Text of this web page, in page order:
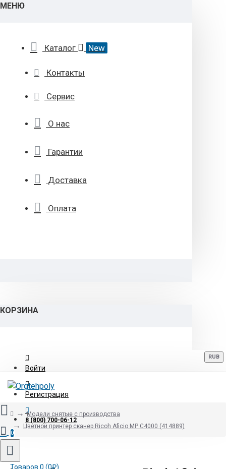
МЕНЮ
Каталог New
Контакты
Сервис
О нас
Гарантии
Доставка
Оплата
КОРЗИНА
Войти
Регистрация
8 (800) 700-06-12
RUB
0
Товаров 0 (0₽)
Модели снятые с производства
Цветной принтер сканер Ricoh Aficio MP C4000 (414889)